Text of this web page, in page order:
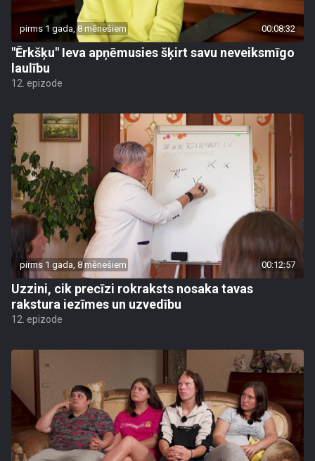
pirms 1 gada, 8 mēnešiem 00:08:32
"Ērkšķu" Ieva apņēmusies šķirt savu neveiksmīgo
laulību
12. epizode
pirms 1 gada, 8 mēnešiem 00:12:57
Uzzini, cik precīzi rokraksts nosaka tavas
rakstura iezīmes un uzvedību
12. epizode